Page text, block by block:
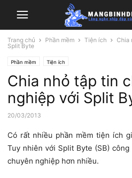
Trang chủ Phần mềm Tiện ích
Chia
Split Byte
Phần mềm Tiện ích
Chia nhỏ tập tin
nghiệp với Split
20/03/2013
Có rất nhiều phần mềm tiện ích
Tuy nhiên với Split Byte (SB)
chuyên nghiệp hơn nhiều.